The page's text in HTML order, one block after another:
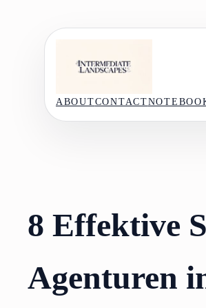
ABOUTCONTACT
8 Effektive
Agenturen